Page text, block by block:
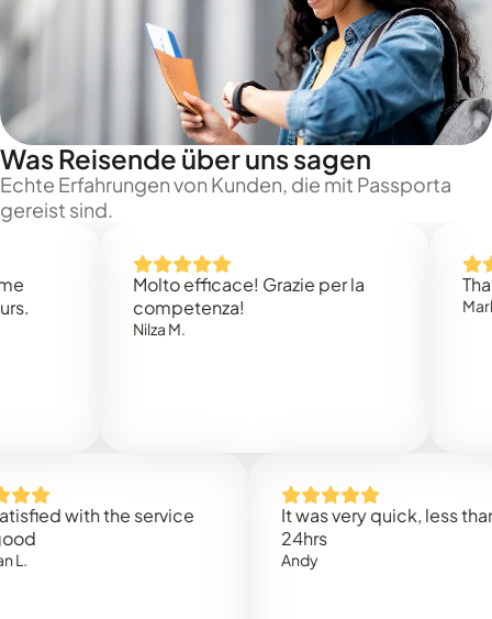
Was Reisende über uns sagen
Echte Erfahrungen von Kunden, die mit Passporta
gereist sind.
Molto efficace! Grazie per la
competenza!
Thank
Mark N.
with the service
It was very quick, less than